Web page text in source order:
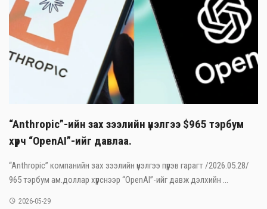
“Anthropic”-ийн зах зээлийн үнэлгээ $965 тэрбум
хүрч “OpenAI”-ийг давлаа.
“Anthropic” компанийн зах зээлийн үнэлгээ пүрэв гарагт /2026.05.28/
965 тэрбум ам.доллар хүрснээр “OpenAI”-ийг давж дэлхийн ...
2026-05-29